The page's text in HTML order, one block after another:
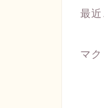
最近
マ